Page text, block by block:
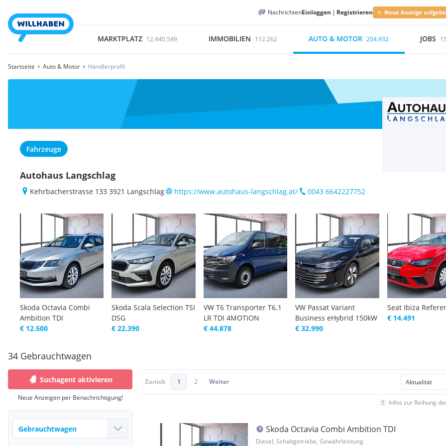
NachrichtenEinloggen | Registrieren Neue Anzeige
MARKTPLATZ 12.440.549 IMMOBILIEN 112.262 AUTO & MOTOR 204.932 JOBS
Startseite Auto & Motor Händlerprofil
Fahrzeuge
Autohaus Langschlag
Kehrbacherstrasse 133 3921 Langschlag https://www.autohaus-langschlag.at/ 0043 6642227752
Skoda Octavia Combi
Ambition TDI
€ 12.500
Skoda Scala Selection TSI
DSG
€ 22.390
VW T6 Transporter T6.1
LR TDI 4MOTION
€ 44.878
VW Passat Variant
Business eHybrid 150kW
€ 32.990
Seat Ibiza
€ 14.491
34 Gebrauchtwagen
Zurück 1 2 Weiter
Infos zur Reihung
Skoda Octavia Combi Ambition TDI
Diesel, Schaltgetriebe, Gewährleistung
Suchagent aktivieren
Neue Anzeigen per Benachrichtigung!